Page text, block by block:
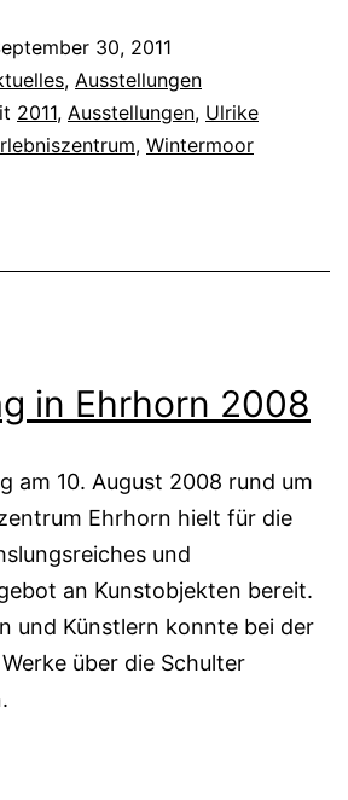
30, 2011
, Ausstellungen
2011, Ausstellungen, Ulrike
, Wintermoor
in Ehrhorn 2008
am 10. August 2008 rund um
Ehrhorn hielt für die
und
an Kunstobjekten bereit.
und Künstlern konnte bei der
über die Schulter